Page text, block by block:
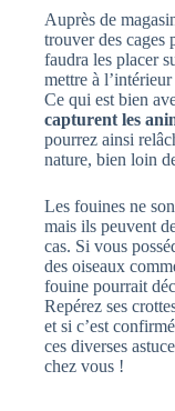
Auprès de
trouver des cages
faudra les placer
mettre à
Ce qui est bien
capturent les
pourrez ainsi
nature, bien loin
Les fouines ne
mais ils peuvent
cas. Si vous
des oiseaux
fouine pourrait
Repérez ses
et si c’est
ces diverses
chez vous !